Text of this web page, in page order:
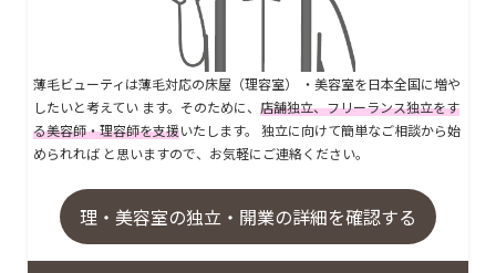
薄毛ビューティは薄毛対応の床屋（理容室） ・美容室を日本全国に増や
したいと考えてい ます。そのために、 店舗独立、フリーランス独立をす
る美容師・理容師を支援いたします。 独立に向けて簡単なご相談から始
められれば と思いますので、お気軽にご連絡ください。
理・美容室の独立・開業の詳細を確認する